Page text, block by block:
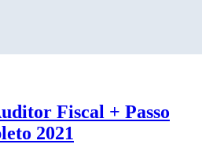
Fiscal + Passo
2021